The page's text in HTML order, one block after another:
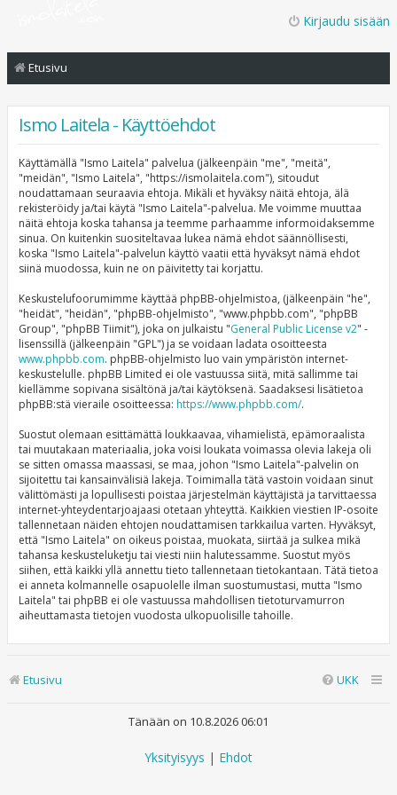
Kirjaudu sisään
Etusivu
Ismo Laitela - Käyttöehdot
Käyttämällä "Ismo Laitela" palvelua (jälkeenpäin "me", "meitä",
"meidän", "Ismo Laitela", "https://ismolaitela.com"), sitoudut
noudattamaan seuraavia ehtoja. Mikäli et hyväksy näitä ehtoja, älä
rekisteröidy ja/tai käytä "Ismo Laitela"-palvelua. Me voimme muuttaa
näitä ehtoja koska tahansa ja teemme parhaamme informoidaksemme
sinua. On kuitenkin suositeltavaa lukea nämä ehdot säännöllisesti,
koska "Ismo Laitela"-palvelun käyttö vaatii että hyväksyt nämä ehdot
siinä muodossa, kuin ne on päivitetty tai korjattu.
Keskustelufoorumimme käyttää phpBB-ohjelmistoa, (jälkeenpäin "he",
"heidät", "heidän", "phpBB-ohjelmisto", "www.phpbb.com", "phpBB
Group", "phpBB Tiimit"), joka on julkaistu "General Public License v2" -
lisenssillä (jälkeenpäin "GPL") ja se voidaan ladata osoitteesta
www.phpbb.com. phpBB-ohjelmisto luo vain ympäristön internet-
keskustelulle. phpBB Limited ei ole vastuussa siitä, mitä sallimme tai
kiellämme sopivana sisältönä ja/tai käytöksenä. Saadaksesi lisätietoa
phpBB:stä vieraile osoitteessa: https://www.phpbb.com/.
Suostut olemaan esittämättä loukkaavaa, vihamielistä, epämoraalista
tai muutakaan materiaalia, joka voisi loukata voimassa olevia lakeja oli
se sitten omassa maassasi, se maa, johon "Ismo Laitela"-palvelin on
sijoitettu tai kansainvälisiä lakeja. Toimimalla tätä vastoin voidaan sinut
välittömästi ja lopullisesti poistaa järjestelmän käyttäjistä ja tarvittaessa
internet-yhteydentarjoajaasi otetaan yhteyttä. Kaikkien viestien IP-osoite
tallennetaan näiden ehtojen noudattamisen tarkkailua varten. Hyväksyt,
että "Ismo Laitela" on oikeus poistaa, muokata, siirtää ja sulkea mikä
tahansa keskusteluketju tai viesti niin halutessamme. Suostut myös
siihen, että kaikki yllä annettu tieto tallennetaan tietokantaan. Tätä tietoa
ei anneta kolmannelle osapuolelle ilman suostumustasi, mutta "Ismo
Laitela" tai phpBB ei ole vastuussa mahdollisen tietoturvamurron
aiheuttamasta tietojen vuodosta ulkopuolisille tahoille.
Etusivu UKK
Tänään on 10.8.2026 06:01
Yksityisyys | Ehdot